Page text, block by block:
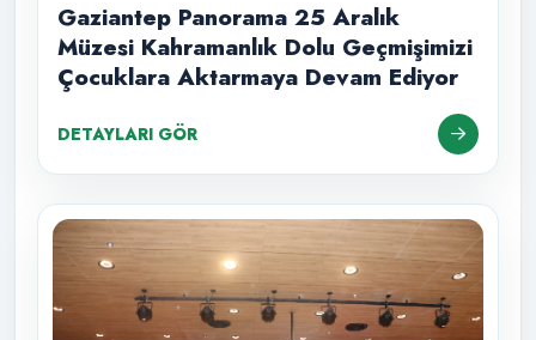
Gaziantep Panorama 25 Aralık
Müzesi Kahramanlık Dolu Geçmişimizi
Çocuklara Aktarmaya Devam Ediyor
DETAYLARI GÖR